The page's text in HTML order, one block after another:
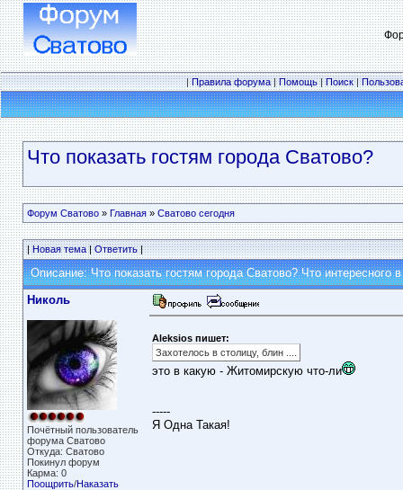
|Правила форума|Помощь|Поиск|
Что показать гостям города Сватово?
Форум Сватово» Главная» Сватово сегодня
|Новая тема|Ответить|
Описание: Что показать гостям города Сватово? Что интересного
Николь
Почётный пользователь
форума Сватово
Откуда: Сватово
Покинул форум
Карма: 0
Поощрить/Наказать
Aleksios пишет:
Захотелось в столицу, блин ....
это в какую - Житомирскую что-ли
-----
Я Одна Такая!